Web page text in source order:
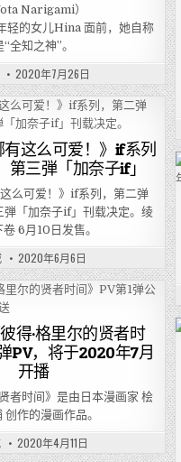
Narigami）
轻的女儿Hina 面前，她自称
“全知之神”。
2020年7月26日
有这么可爱！》if系列
第三弾「加奈子if」
这么可爱！》if系列，第二弹
弾「加奈子if」刊载决定。绫
6月10日发售。
2020年6月6日
得·格里尔的贤者时
PV，将于2020年7月
开播
贤者时间》是由日本漫画家 桧
创作的漫画作品。
2020年4月11日